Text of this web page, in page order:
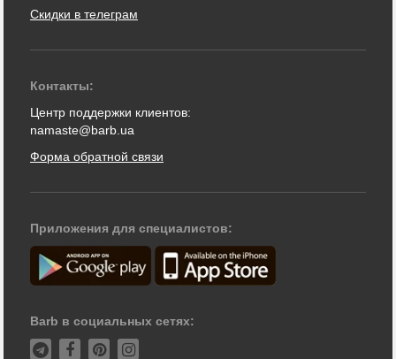
Скидки в телеграм
Контакты:
Центр поддержки клиентов:
namaste@barb.ua
Форма обратной связи
Приложения для специалистов:
Barb в социальных сетях: